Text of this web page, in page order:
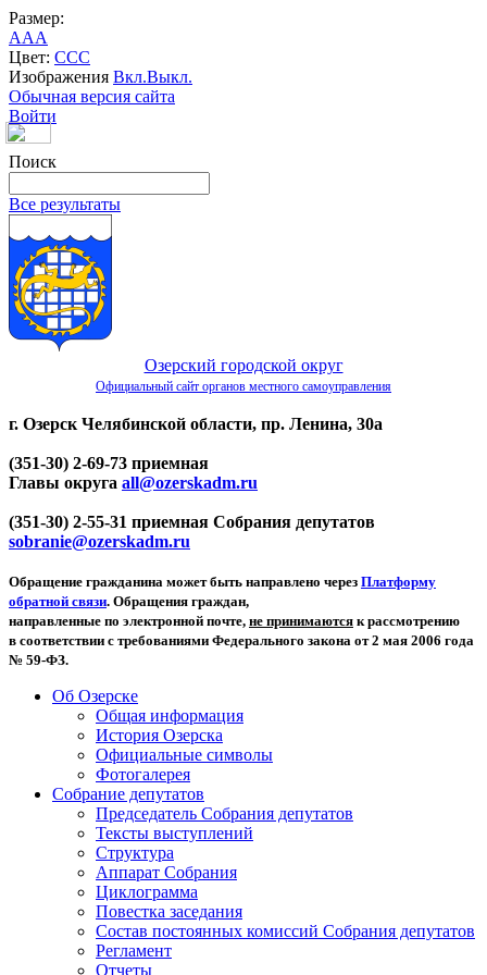
Размер:
AAA
Цвет: CCC
Изображения Вкл.Выкл.
Обычная версия сайта
Войти
Поиск
Все результаты
Озерский городской округ
Официальный сайт органов местного самоуправления
г. Озерск Челябинской области, пр. Ленина, 30а
(351-30) 2-69-73 приемная
Главы округа all@ozerskadm.ru
(351-30) 2-55-31 приемная Собрания депутатов
sobranie@ozerskadm.ru
Обращение гражданина может быть направлено через Платформу
обратной связи. Обращения граждан,
направленные по электронной почте, не принимаются к рассмотрению
в соответствии с требованиями Федерального закона от 2 мая 2006 года
№ 59-ФЗ.
Об Озерске
Общая информация
История Озерска
Официальные символы
Фотогалерея
Собрание депутатов
Председатель Собрания депутатов
Тексты выступлений
Структура
Аппарат Собрания
Циклограмма
Повестка заседания
Состав постоянных комиссий Собрания депутатов
Регламент
Отчеты